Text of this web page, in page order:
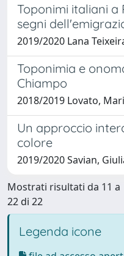
Toponimi italiani a
segni
2019/2020 Lana
Toponimia e
Chiampo
2018/2019 Lovato,
Un approccio
colore
2019/2020 Savian,
Mostrati risultati da 11 a
22 di 22
Legenda icone